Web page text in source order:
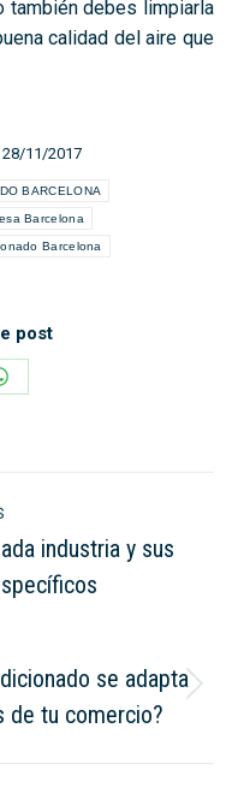
también debes limpiarla
calidad del aire que
28/11/2017
BARCELONA
Barcelona
Barcelona
post
industria y sus
se adapta
de tu comercio?